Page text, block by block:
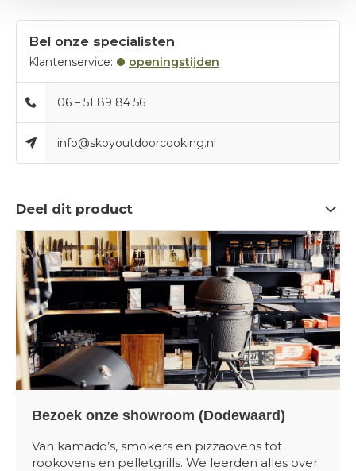
Bel onze specialisten
Klantenservice: openingstijden
06 – 51 89 84 56
info@skoyoutdoorcooking.nl
Deel dit product
Bezoek onze showroom (Dodewaard)
Van kamado’s, smokers en pizzaovens tot
rookovens en pelletgrills. We leerden alles over